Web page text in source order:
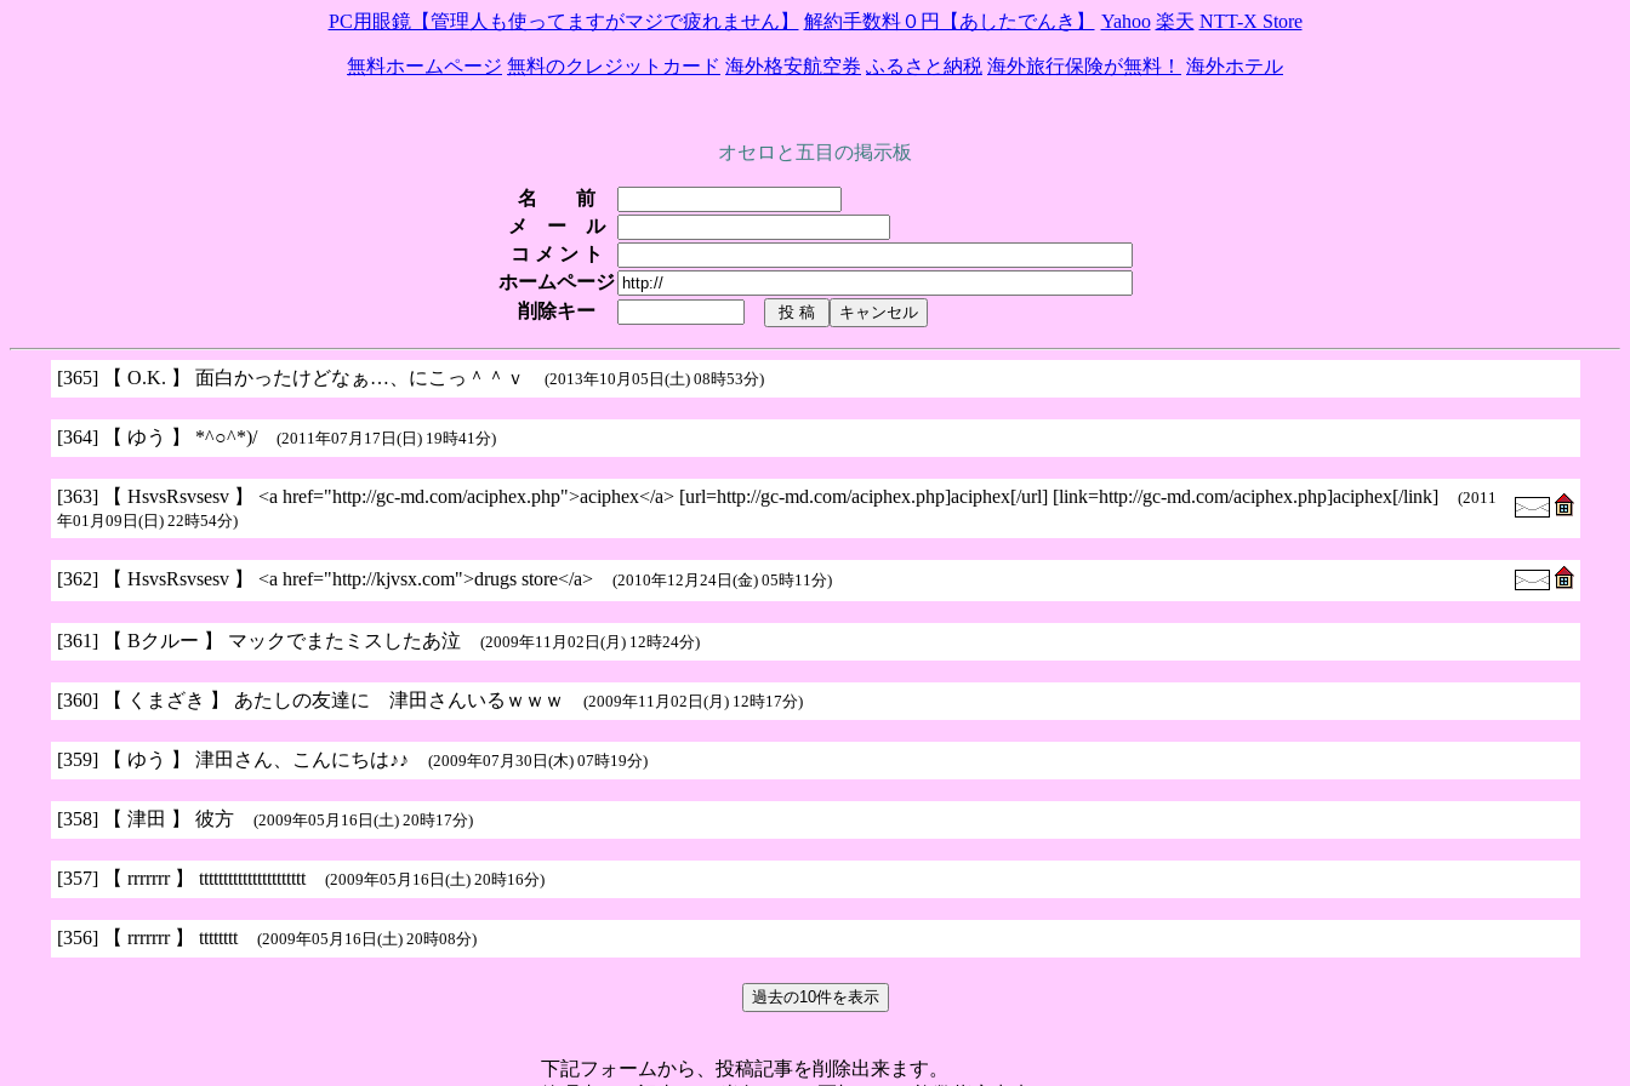
PC用眼鏡【管理人も使ってますがマジで疲れません】 解約手数料０円【あしたでんき】 Yahoo 楽天 NTT-X Store
無料ホームページ 無料のクレジットカード 海外格安航空券 ふるさと納税 海外旅行保険が無料！ 海外ホテル
オセロと五目の掲示板
名 前
メ ー ル
コ メ ン ト
ホームページ
削除キー
[365]【 O.K. 】 面白かったけどなぁ…、にこっ＾＾ｖ (2013年10月05日(土) 08時53分)
[364]【 ゆう 】 *^○^*)/ (2011年07月17日(日) 19時41分)
[363]【 HsvsRsvsesv 】 <a href="http://gc-md.com/aciphex.php">aciphex</a> [url=http://gc-md.com/aciphex.php]aciphex[/url] [link=http://gc-md.com/aciphex.php]aciphex[/link] (2011
年01月09日(日) 22時54分)
[362]【 HsvsRsvsesv 】 <a href="http://kjvsx.com">drugs store</a> (2010年12月24日(金) 05時11分)
[361]【 Bクルー 】 マックでまたミスしたあ泣 (2009年11月02日(月) 12時24分)
[360]【 くまざき 】 あたしの友達に 津田さんいるｗｗｗ (2009年11月02日(月) 12時17分)
[359]【 ゆう 】 津田さん、こんにちは♪♪ (2009年07月30日(木) 07時19分)
[358]【 津田 】 彼方 (2009年05月16日(土) 20時17分)
[357]【 rrrrrrr 】 tttttttttttttttttttttt (2009年05月16日(土) 20時16分)
[356]【 rrrrrrr 】 tttttttt (2009年05月16日(土) 20時08分)
下記フォームから、投稿記事を削除出来ます。